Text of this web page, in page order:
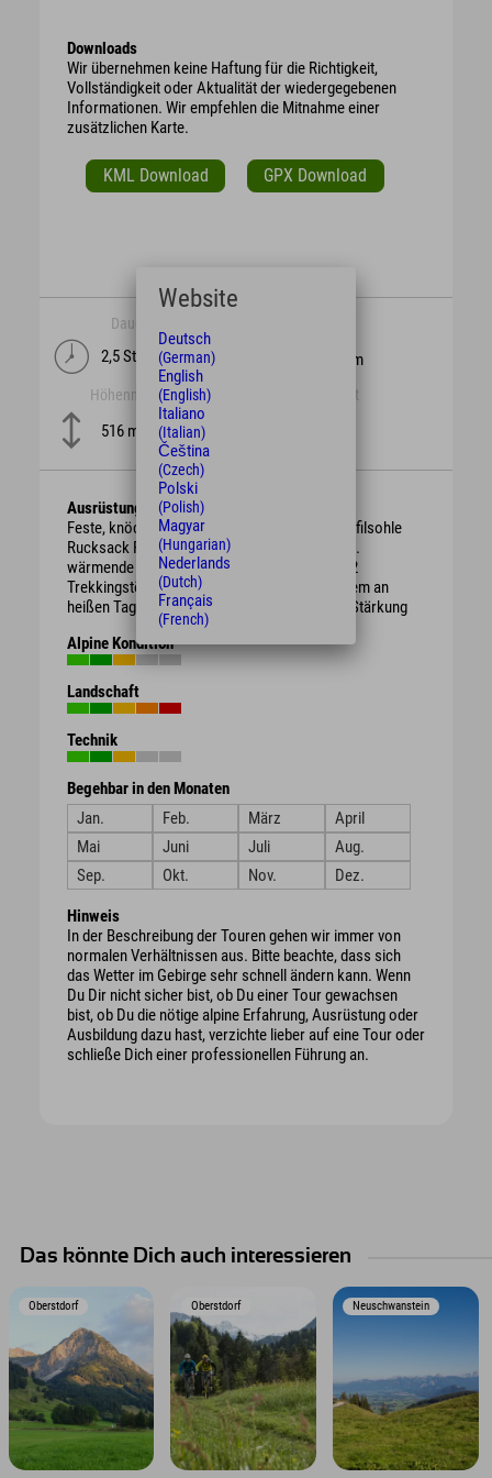
Downloads
Wir übernehmen keine Haftung für die Richtigkeit,
Vollständigkeit oder Aktualität der wiedergegebenen
Informationen. Wir empfehlen die Mitnahme einer
zusätzlichen Karte.
KML Download GPX Download
Dauer
2,5 Stunden 47,6 km km
Höhenmeter
516 m
Schwierigkeit
Ausrüstung
Feste, knöchelhohe Bergschuhe mit guter Profilsohle
Rucksack Regenschutz, je nach Witterung evtl.
wärmende Kleidung oder Sonnenschutz ggf. 2
Trekkingstöcke ausreichend Getränke vor allem an
heißen Tagen evtl. Brotzeit / Süßigkeiten zur Stärkung
Alpine Kondition
Landschaft
Technik
Begehbar in den Monaten
Jan.
Feb. März
April
Mai
Juni Juli
Aug.
Sep.
Okt. Nov. Dez.
Hinweis
In der Beschreibung der Touren gehen wir immer von
normalen Verhältnissen aus. Bitte beachte, dass sich
das Wetter im Gebirge sehr schnell ändern kann. Wenn
Du Dir nicht sicher bist, ob Du einer Tour gewachsen
bist, ob Du die nötige alpine Erfahrung, Ausrüstung oder
Ausbildung dazu hast, verzichte lieber auf eine Tour oder
schließe Dich einer professionellen Führung an.
Das könnte Dich auch interessieren
Oberstdorf Oberstdorf Neuschwanstein
Website
Deutsch
(German)
English
(English)
Italiano
(Italian)
Čeština
(Czech)
Polski
(Polish)
Magyar
(Hungarian)
Nederlands
(Dutch)
Français
(French)